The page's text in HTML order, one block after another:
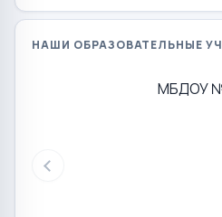
НАШИ ОБРАЗОВАТЕЛЬНЫЕ
МБДОУ